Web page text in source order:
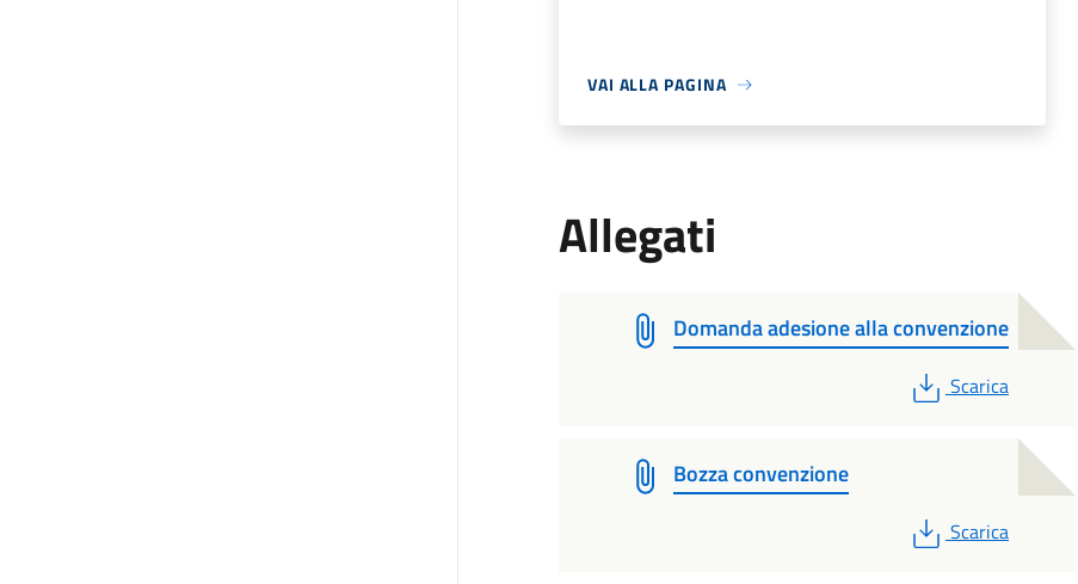
VAI ALLA PAGINA
Allegati
Domanda adesione alla convenzione
PDF
Scarica
Bozza convenzione
PDF
Scarica